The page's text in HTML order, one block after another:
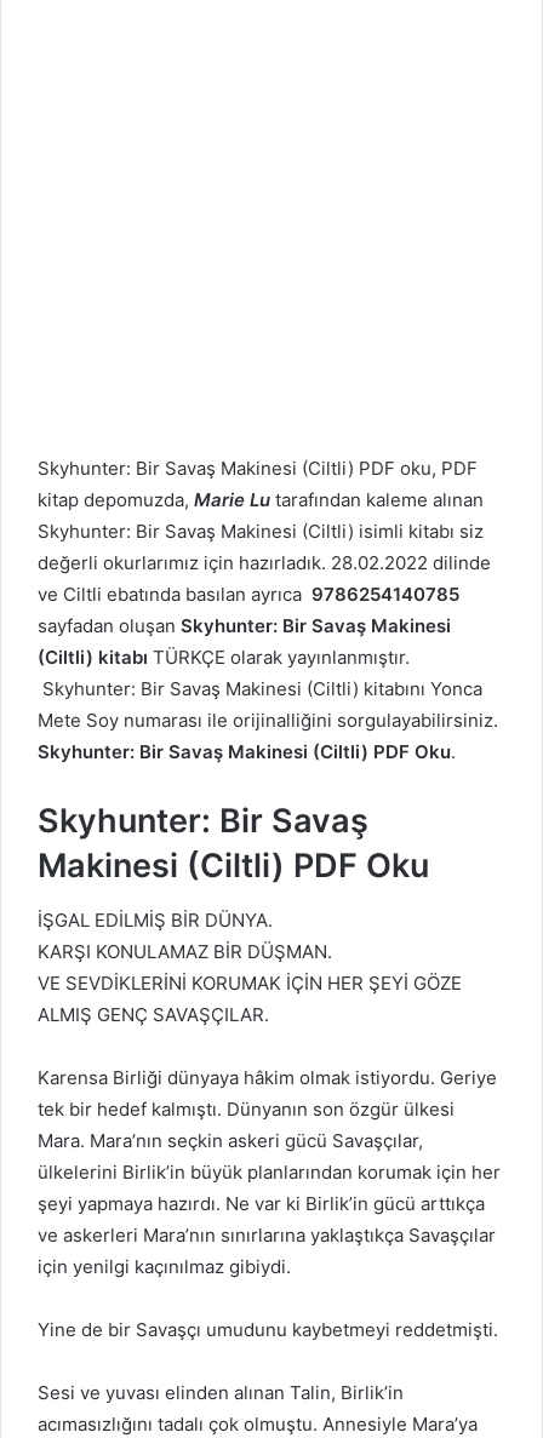
Skyhunter: Bir Savaş Makinesi (Ciltli) PDF oku, PDF
kitap depomuzda, Marie Lu tarafından kaleme alınan
Skyhunter: Bir Savaş Makinesi (Ciltli) isimli kitabı siz
değerli okurlarımız için hazırladık. 28.02.2022 dilinde
ve Ciltli ebatında basılan ayrıca 9786254140785
sayfadan oluşan Skyhunter: Bir Savaş Makinesi
(Ciltli) kitabı TÜRKÇE olarak yayınlanmıştır.
Skyhunter: Bir Savaş Makinesi (Ciltli) kitabını Yonca
Mete Soy numarası ile orijinalliğini sorgulayabilirsiniz.
Skyhunter: Bir Savaş Makinesi (Ciltli) PDF Oku.
Skyhunter: Bir Savaş
Makinesi (Ciltli) PDF Oku
İŞGAL EDİLMİŞ BİR DÜNYA.
KARŞI KONULAMAZ BİR DÜŞMAN.
VE SEVDİKLERİNİ KORUMAK İÇİN HER ŞEYİ GÖZE
ALMIŞ GENÇ SAVAŞÇILAR.
Karensa Birliği dünyaya hâkim olmak istiyordu. Geriye
tek bir hedef kalmıştı. Dünyanın son özgür ülkesi
Mara. Mara’nın seçkin askeri gücü Savaşçılar,
ülkelerini Birlik’in büyük planlarından korumak için her
şeyi yapmaya hazırdı. Ne var ki Birlik’in gücü arttıkça
ve askerleri Mara’nın sınırlarına yaklaştıkça Savaşçılar
için yenilgi kaçınılmaz gibiydi.
Yine de bir Savaşçı umudunu kaybetmeyi reddetmişti.
Sesi ve yuvası elinden alınan Talin, Birlik’in
acımasızlığını tadalı çok olmuştu. Annesiyle Mara’ya